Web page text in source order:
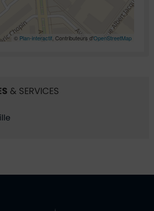
© Plan-interactif , Contributeurs d'OpenStreetMap
& SERVICES